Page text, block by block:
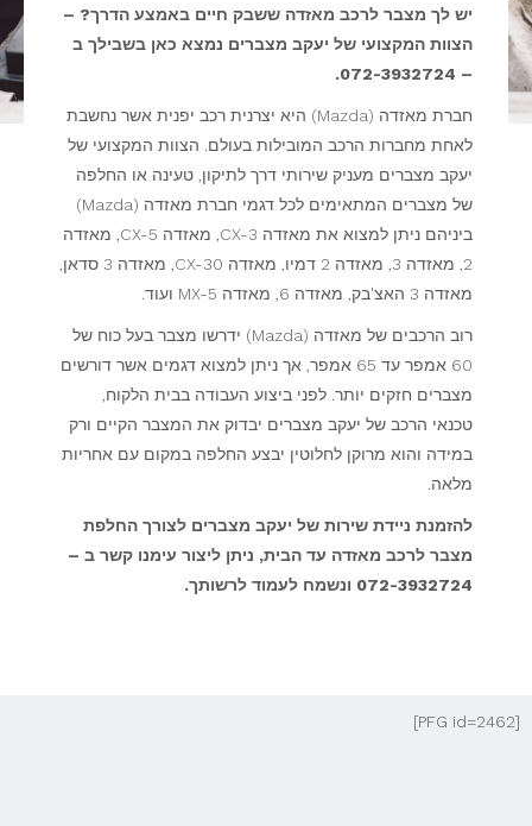
יש לך מצבר לרכב מאזדה ששבק חיים באמצע הדרך? –
הצוות המקצועי של יעקב מצברים נמצא כאן בשבילך ב
– 072-3932724.
חברת מאזדה (Mazda) היא יצרנית רכב יפנית אשר נחשבת
לאחת מחברות הרכב המובילות בעולם. הצוות המקצועי של
יעקב מצברים מעניק שירותי דרך לתיקון, טעינה או החלפה
של מצברים המתאימים לכל דגמי חברת מאזדה (Mazda)
ביניהם ניתן למצוא את מאזדה CX-3, מאזדה CX-5, מאזדה
2, מאזדה 3, מאזדה 2 דמיו, מאזדה CX-30, מאזדה 3 סדאן,
מאזדה 3 האצ'בק, מאזדה 6, מאזדה MX-5 ועוד.
רוב הרכבים של מאזדה (Mazda) ידרשו מצבר בעל כוח של
60 אמפר עד 65 אמפר, אך ניתן למצוא דגמים אשר דורשים
מצברים חזקים יותר. לפני ביצוע העבודה בבית הלקוח,
טכנאי הרכב של יעקב מצברים יבדוק את המצבר הקיים ורק
במידה והוא מרוקן לחלוטין יבצע החלפה במקום עם אחריות
מלאה.
להזמנת ניידת שירות של יעקב מצברים לצורך החלפת
מצבר לרכב מאזדה עד הבית, ניתן ליצור עימנו קשר ב –
072-3932724 ונשמח לעמוד לרשותך.
[PFG id=2462]